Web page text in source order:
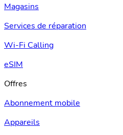
Magasins
Services de réparation
Wi-Fi Calling
eSIM
Offres
Abonnement mobile
Appareils